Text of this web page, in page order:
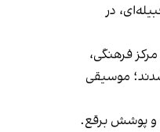
در
مرکز فرهنگی،
موسیقی
و پوشش برقع.